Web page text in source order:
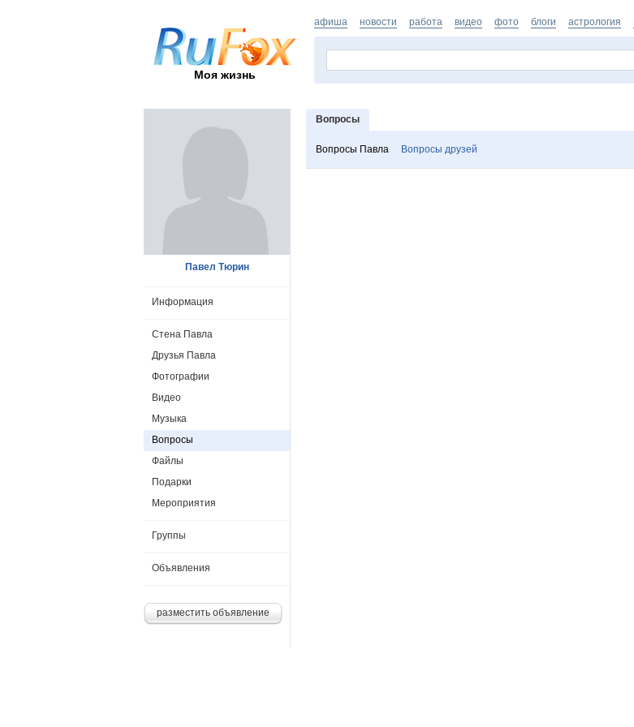
Моя жизнь
афиша новости работа видео фото блоги астрология
Вопросы
Вопросы Павла Вопросы друзей
Павел Тюрин
Информация
Стена Павла
Друзья Павла
Фотографии
Видео
Музыка
Вопросы
Файлы
Подарки
Мероприятия
Группы
Объявления
разместить объявление